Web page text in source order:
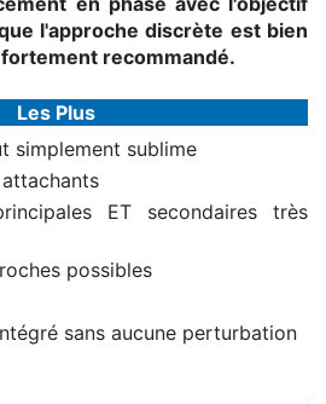
l'approche discrète est bien
recommandé.
Les Plus
simplement sublime
ET secondaires très
possibles
sans aucune perturbation